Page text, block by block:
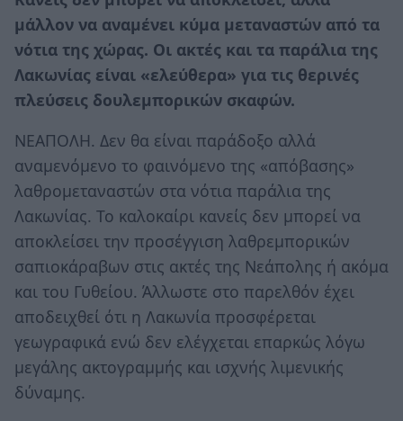
μάλλον να αναμένει κύμα μεταναστών από τα
νότια της χώρας. Οι ακτές και τα παράλια της
Λακωνίας είναι «ελεύθερα» για τις θερινές
πλεύσεις δουλεμπορικών σκαφών.
ΝΕΑΠΟΛΗ. Δεν θα είναι παράδοξο αλλά
αναμενόμενο το φαινόμενο της «απόβασης»
λαθρομεταναστών στα νότια παράλια της
Λακωνίας. Το καλοκαίρι κανείς δεν μπορεί να
αποκλείσει την προσέγγιση λαθρεμπορικών
σαπιοκάραβων στις ακτές της Νεάπολης ή ακόμα
και του Γυθείου. Άλλωστε στο παρελθόν έχει
αποδειχθεί ότι η Λακωνία προσφέρεται
γεωγραφικά ενώ δεν ελέγχεται επαρκώς λόγω
μεγάλης ακτογραμμής και ισχνής λιμενικής
δύναμης.